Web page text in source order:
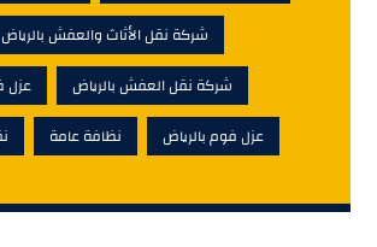
شركة نقل الأثاث والعفش بالرياض
شركة نقل العفش بالرياض
عزل
عزل فوم بالرياض
نظافة عامة